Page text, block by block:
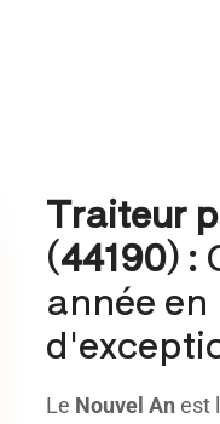
Traiteur
(44190) :
année
Le Nouvel An est